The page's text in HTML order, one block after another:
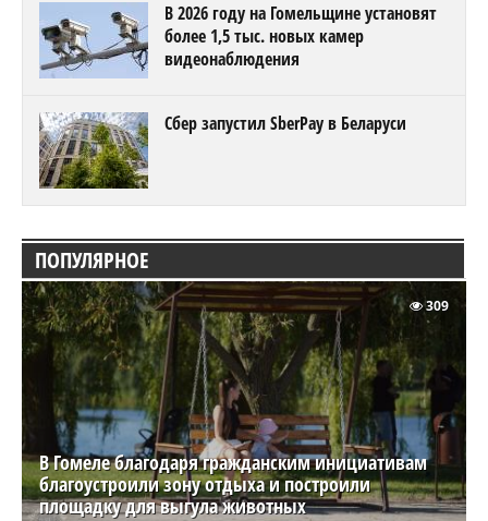
В 2026 году на Гомельщине установят
более 1,5 тыс. новых камер
видеонаблюдения
Сбер запустил SberPay в Беларуси
ПОПУЛЯРНОЕ
В Гомеле благодаря гражданским инициативам
благоустроили зону отдыха и построили
площадку для выгула животных
309